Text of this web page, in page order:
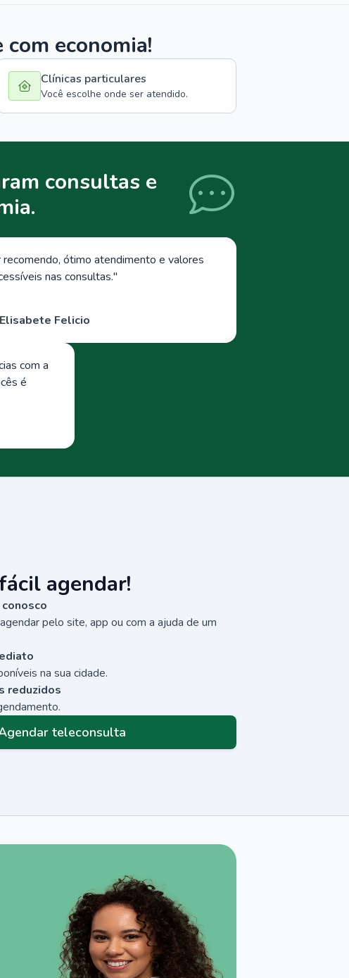
economia!
Clínicas particulares
Você escolhe onde ser atendido.
consultas e
recomendo, ótimo atendimento e valores
nas consultas."
Felicio
com a
é
agendar!
pelo site, app ou com a ajuda de um
na sua cidade.
reduzidos
teleconsulta